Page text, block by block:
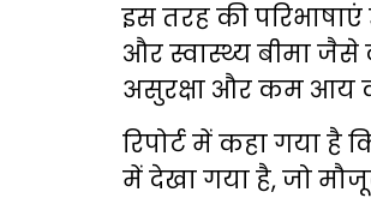
इस तरह की
और स्वास्थ्य बीमा
असुरक्षा और कम आय
रिपोर्ट में कहा गया
में देखा गया है, जो